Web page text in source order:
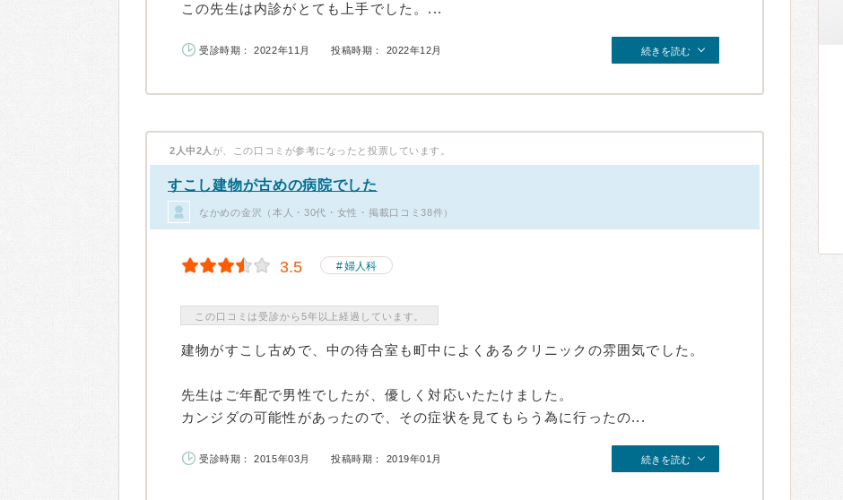
この先生は内診がとても上手でした。...
受診時期： 2022年11月 投稿時期： 2022年12月 続きを読む
2人中2人 が、この口コミが参考になったと投票しています。
すこし建物が古めの病院でした
なかめの金沢（本人・30代・女性・掲載口コミ38件）
3.5 婦人科
この口コミは受診から5年以上経過しています。
建物がすこし古めで、中の待合室も町中によくあるクリニックの雰囲気でした。
先生はご年配で男性でしたが、優しく対応いたたけました。
カンジダの可能性があったので、その症状を見てもらう為に行ったの...
受診時期： 2015年03月 投稿時期： 2019年01月 続きを読む